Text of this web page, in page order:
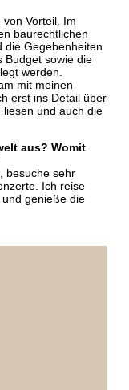
Vorteil. Im
baurechtlichen
die Gegebenheiten
Budget sowie die
werden.
mit meinen
erst ins Detail über
und auch die
aus? Womit
besuche sehr
Ich reise
genieße die